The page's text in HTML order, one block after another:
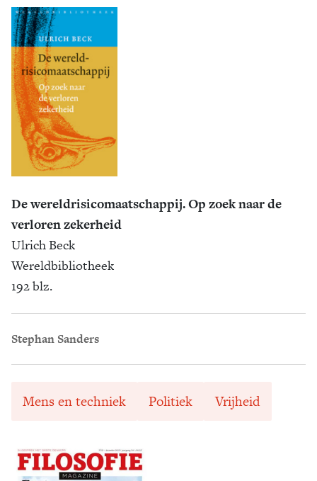
De wereldrisicomaatschappij. Op zoek naar de
verloren zekerheid
Ulrich Beck
Wereldbibliotheek
192 blz.
Stephan Sanders
Mens en techniek Politiek Vrijheid